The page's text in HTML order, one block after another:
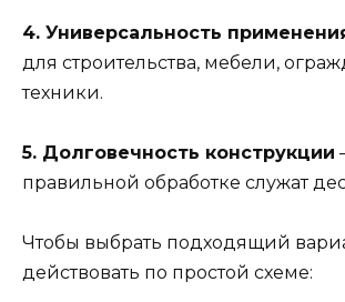
4. Универсальность
для строительства, мебели,
техники.
5. Долговечность конструкции
правильной обработке служат
Чтобы выбрать подходящий
действовать по простой схеме: